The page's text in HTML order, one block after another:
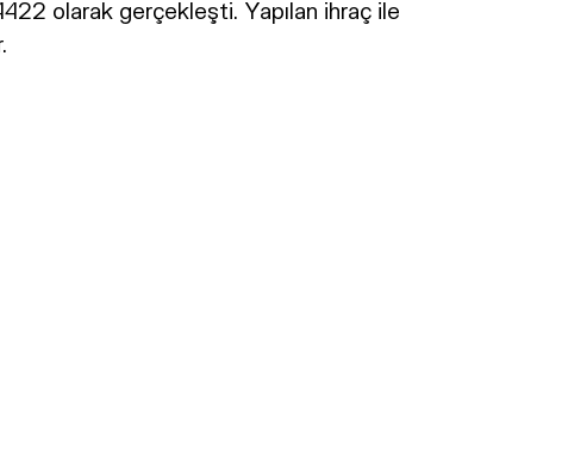
olarak gerçekleşti. Yapılan ihraç ile